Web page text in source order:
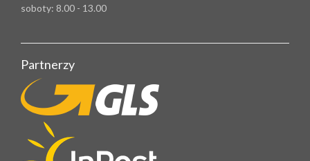
soboty: 8.00 - 13.00
Partnerzy